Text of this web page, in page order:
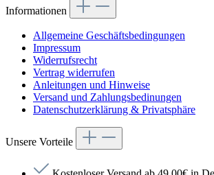
Informationen
Allgemeine Geschäftsbedingungen
Impressum
Widerrufsrecht
Vertrag widerrufen
Anleitungen und Hinweise
Versand und Zahlungsbedinungen
Datenschutzerklärung & Privatsphäre
Unsere Vorteile